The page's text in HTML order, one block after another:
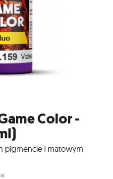
Color -
pigmencie i matowym